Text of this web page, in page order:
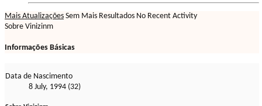
Mais Atualizações Sem Mais Resultados No Recent Activity
Sobre Vinizinm
Informações Básicas
Data de Nascimento
8 July, 1994 (32)